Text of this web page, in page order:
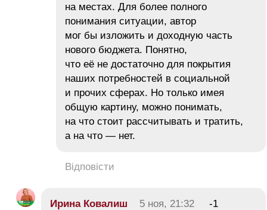
на местах. Для более полного
понимания ситуации, автор
мог бы изложить и доходную часть
нового бюджета. Понятно,
что её не достаточно для покрытия
наших потребностей в социальной
и прочих сферах. Но только имея
общую картину, можно понимать,
на что стоит рассчитывать и тратить,
а на что — нет.
Відповісти
Ирина Ковалиш 5 ноя, 21:32
-1